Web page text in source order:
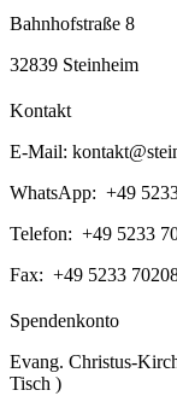
Bahnhofstraße 8
32839 Steinheim
Kontakt
E-Mail:
WhatsApp: +49
Telefon: +49 5233
Fax: +49 5233
Spendenkonto
Evang. Christus-
Tisch )